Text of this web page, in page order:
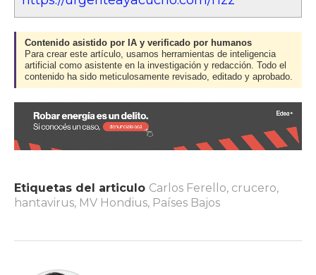
Contenido asistido por IA y verificado por humanos
Para crear este artículo, usamos herramientas de inteligencia
artificial como asistente en la investigación y redacción. Todo el
contenido ha sido meticulosamente revisado, editado y aprobado.
Etiquetas del articulo Carlos Ferello, crucero,
hantavirus, MV Hondius, Países Bajos